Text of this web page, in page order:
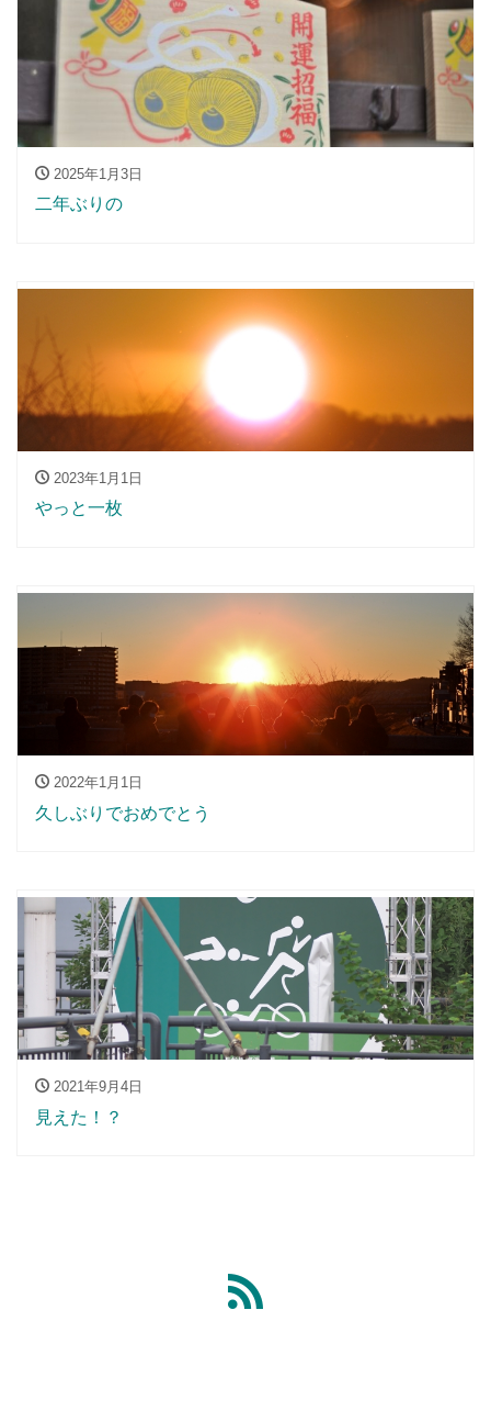
2025年1月3日
二年ぶりの
2023年1月1日
やっと一枚
2022年1月1日
久しぶりでおめでとう
2021年9月4日
見えた！？